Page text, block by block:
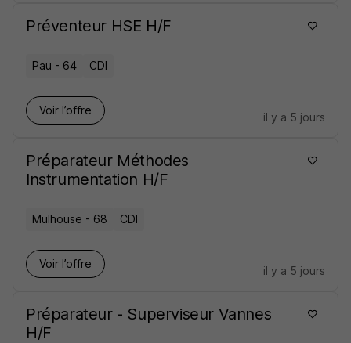
Préventeur HSE H/F
Pau - 64 CDI
Voir l’offre
il y a 5 jours
Préparateur Méthodes
Instrumentation H/F
Mulhouse - 68 CDI
Voir l’offre
il y a 5 jours
Préparateur - Superviseur Vannes
H/F